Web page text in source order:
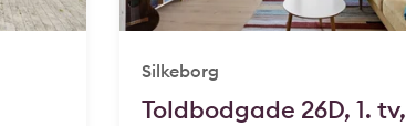
Silkeborg
Toldbodgade 26D, 1. tv,